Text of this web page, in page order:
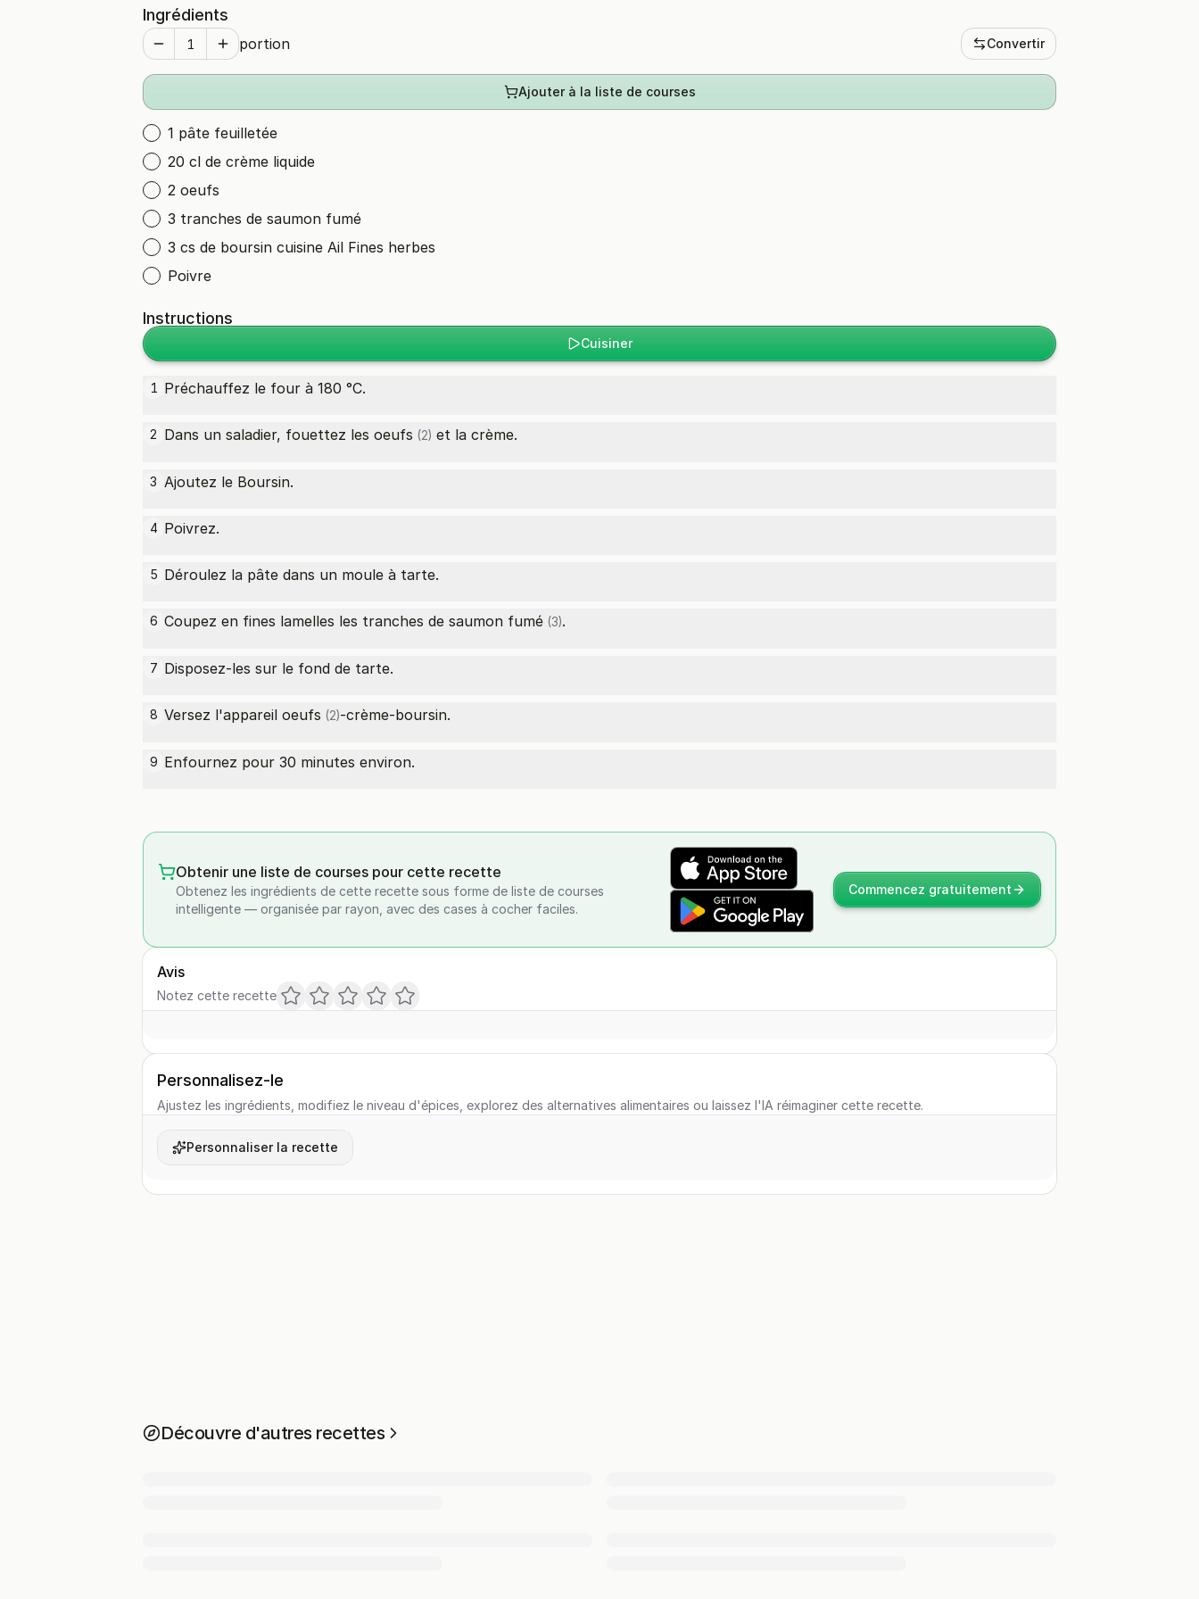
Ingrédients
portion Convertir
Ajouter à la liste de courses
1 pâte feuilletée
20 cl de crème liquide
2 oeufs
3 tranches de saumon fumé
3 cs de boursin cuisine Ail Fines herbes
Poivre
Instructions
Cuisiner
1 Préchauffez le four à 180 °C.
2 Dans un saladier, fouettez les oeufs (2) et la crème.
3 Ajoutez le Boursin.
4 Poivrez.
5 Déroulez la pâte dans un moule à tarte.
6 Coupez en fines lamelles les tranches de saumon fumé (3).
7 Disposez-les sur le fond de tarte.
8 Versez l'appareil oeufs (2)-crème-boursin.
9 Enfournez pour 30 minutes environ.
Obtenir une liste de courses pour cette recette
Obtenez les ingrédients de cette recette sous forme de liste de courses
intelligente — organisée par rayon, avec des cases à cocher faciles.
Commencez gratuitement
Avis
Notez cette recette
Personnalisez-le
Ajustez les ingrédients, modifiez le niveau d'épices, explorez des alternatives alimentaires ou laissez l'IA réimaginer cette recette.
Personnaliser la recette
Découvre d'autres recettes